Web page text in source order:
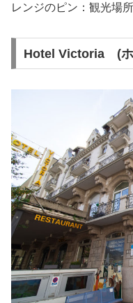
レンジのピン：観光場所
Hotel Victoria (ホ